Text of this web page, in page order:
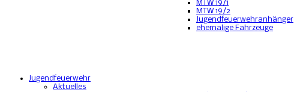
MTW 19/1
MTW 19/2
Jugendfeuerwehranhänger
ehemalige Fahrzeuge
Jugendfeuerwehr
Aktuelles